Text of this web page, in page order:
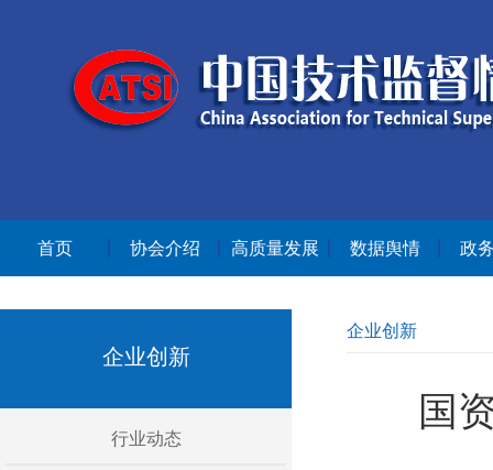
首页 协会介绍 高质量发展 数据舆情 政
企业创新
行业动态
企业创新
国